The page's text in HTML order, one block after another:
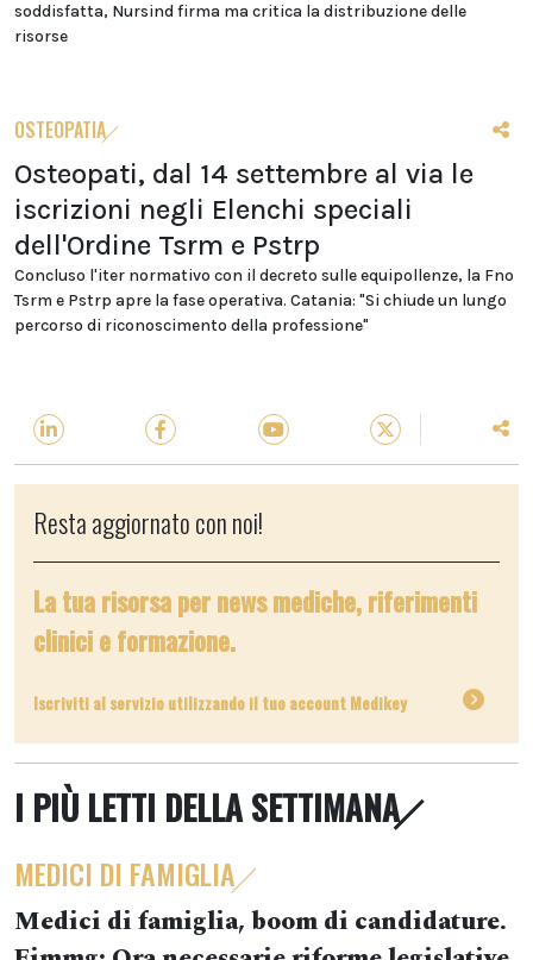
soddisfatta, Nursind firma ma critica la distribuzione delle
risorse
OSTEOPATIA
Osteopati, dal 14 settembre al via le
iscrizioni negli Elenchi speciali
dell'Ordine Tsrm e Pstrp
Concluso l'iter normativo con il decreto sulle equipollenze, la Fno
Tsrm e Pstrp apre la fase operativa. Catania: "Si chiude un lungo
percorso di riconoscimento della professione"
Resta aggiornato con noi!
La tua risorsa per news mediche, riferimenti
clinici e formazione.
Iscriviti al servizio utilizzando il tuo account Medikey
I PIÙ LETTI DELLA SETTIMANA
MEDICI DI FAMIGLIA
Medici di famiglia, boom di candidature.